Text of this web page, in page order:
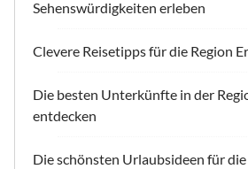
Sehenswürdigkeiten erleben
Clevere Reisetipps für die Region
Die besten Unterkünfte in der
entdecken
Die schönsten Urlaubsideen für die